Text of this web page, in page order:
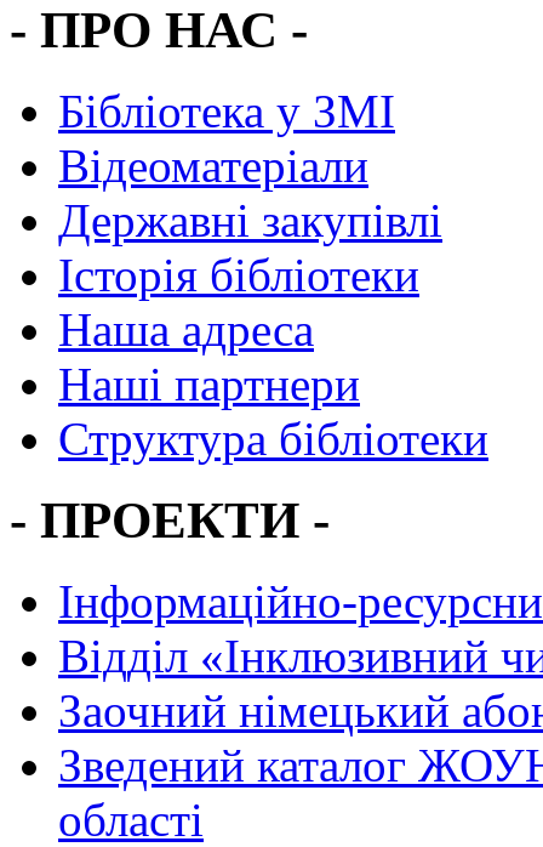
- ПРО НАС -
Бібліотека у ЗМІ
Відеоматеріали
Державні закупівлі
Історія бібліотеки
Наша адреса
Наші партнери
Структура бібліотеки
- ПРОЕКТИ -
Інформаційно-
Вiддiл «Інклюзивний
Заочний німецький
Зведений каталог
області